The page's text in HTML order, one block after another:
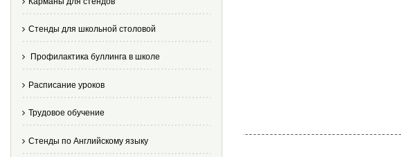
Стенды для школьной столовой
Профилактика буллинга в школе
Расписание уроков
Трудовое обучение
Стенды по Английскому языку